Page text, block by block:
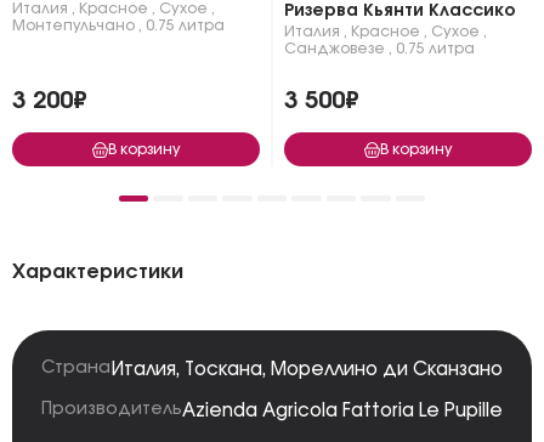
Италия Красное Сухое
Монтепульчано
0.75 литра
3 200₽
В корзину
Ризерва Кьянти Классико
Италия Красное Сухое
Санджовезе
0.75 литра
3 500₽
В корзину
Характеристики
Страна Италия, Тоскана, Мореллино ди Сканзано
ПроизводительAzienda Agricola Fattoria Le Pupille